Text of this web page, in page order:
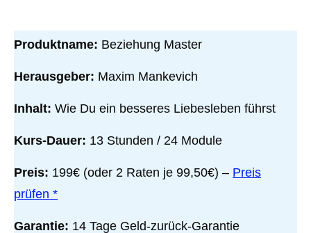
Produktname: Beziehung Master
Herausgeber: Maxim Mankevich
Inhalt: Wie Du ein besseres Liebesleben führst
Kurs-Dauer: 13 Stunden / 24 Module
Preis: 199€ (oder 2 Raten je 99,50€) – Preis
prüfen *
Garantie: 14 Tage Geld-zurück-Garantie